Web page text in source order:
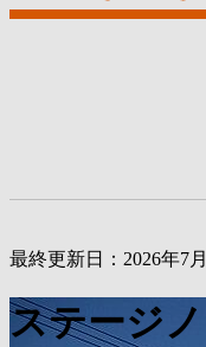
最終更新日：2026年7
ステージ